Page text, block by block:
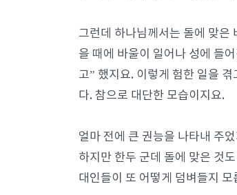
그런데 하나님께서는 돌에 맞은
을 때에 바울이 일어나 성에 들
고” 했지요. 이렇게 험한 일을
다. 참으로 대단한 모습이지요.
얼마 전에 큰 권능을 나타내 주
하지만 한두 군데 돌에 맞은 것
대인들이 또 어떻게 덤벼들지 모